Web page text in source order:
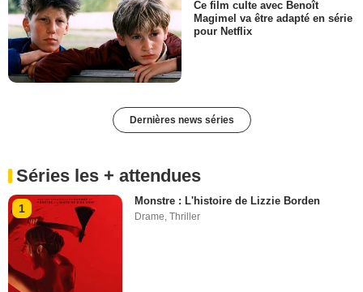
Ce film culte avec Benoît
Magimel va être adapté en série
pour Netflix
Dernières news séries
Séries les + attendues
1
Monstre : L'histoire de Lizzie Borden
Drame,Thriller